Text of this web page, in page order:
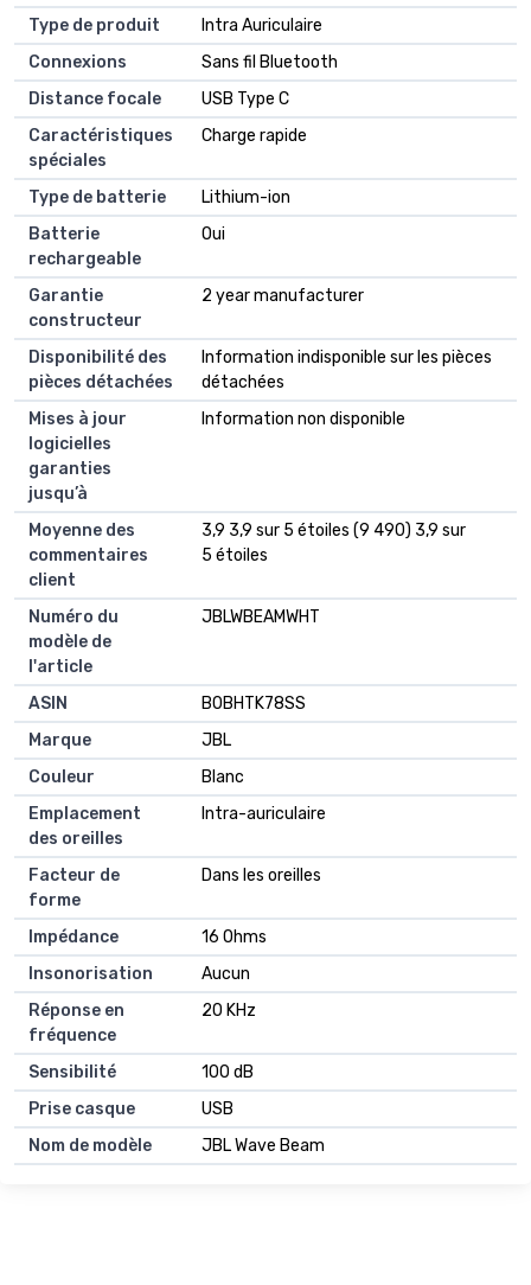
Type de produit
‎Intra Auriculaire
Connexions
‎Sans fil Bluetooth
Distance focale
‎USB Type C
Caractéristiques
spéciales
‎Charge rapide
Type de batterie
‎Lithium-ion
Batterie
rechargeable
‎Oui
Garantie
constructeur
‎2 year manufacturer
Disponibilité des
pièces détachées
‎Information indisponible sur les pièces
détachées
Mises à jour
logicielles
garanties
jusqu’à
‎Information non disponible
Moyenne des
commentaires
client
3,9 3,9 sur 5 étoiles (9 490) 3,9 sur
5 étoiles
Numéro du
modèle de
l'article
JBLWBEAMWHT
ASIN
B0BHTK78SS
Marque
JBL
Couleur
Blanc
Emplacement
des oreilles
Intra-auriculaire
Facteur de
forme
Dans les oreilles
Impédance
16 Ohms
Insonorisation
Aucun
Réponse en
fréquence
20 KHz
Sensibilité
100 dB
Prise casque
USB
Nom de modèle
JBL Wave Beam